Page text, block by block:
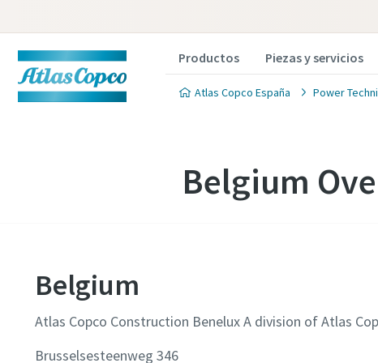
Productos Piezas y servicios
Atlas Copco España Power
Belgium
Belgium
Atlas Copco Construction Benelux A division of Atlas
Brusselsesteenweg 346